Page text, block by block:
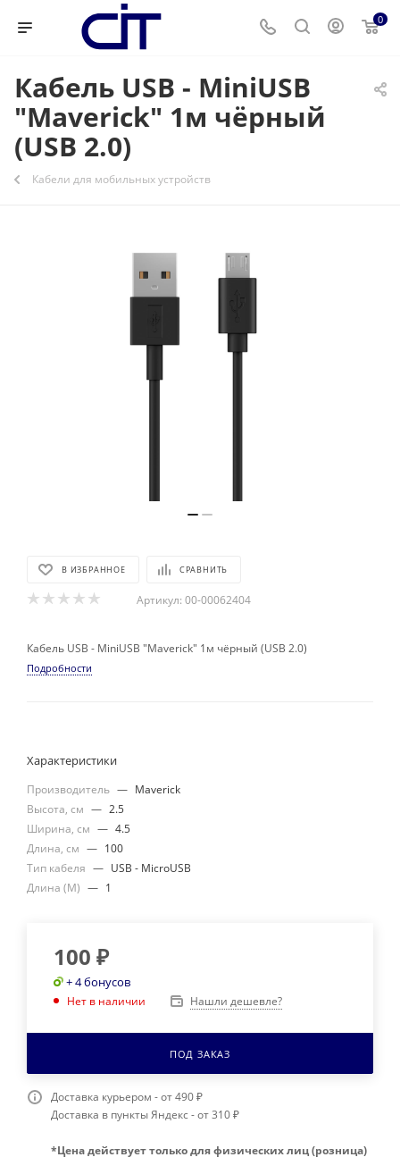
0
Кабель USB - MiniUSB
"Maverick" 1м чёрный
(USB 2.0)
Кабели для мобильных устройств
В ИЗБРАННОЕ СРАВНИТЬ
Артикул: 00-00062404
Кабель USB - MiniUSB "Maverick" 1м чёрный (USB 2.0)
Подробности
Характеристики
Производитель — Maverick
Высота, см — 2.5
Ширина, см — 4.5
Длина, см — 100
Тип кабеля — USB - MicroUSB
Длина (М) — 1
100 ₽
+ 4 бонусов
Нет в наличии Нашли дешевле?
ПОД ЗАКАЗ
Доставка курьером - от 490 ₽
Доставка в пункты Яндекс - от 310 ₽
*Цена действует только для физических лиц (розница)